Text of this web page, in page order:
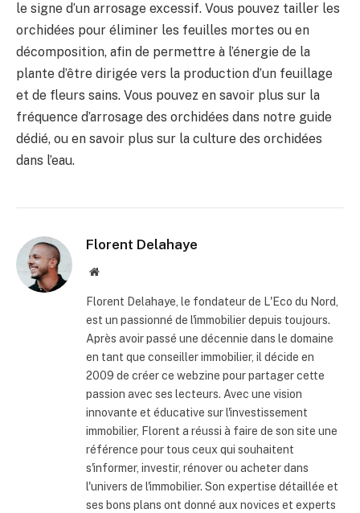
le signe d’un arrosage excessif. Vous pouvez tailler les
orchidées pour éliminer les feuilles mortes ou en
décomposition, afin de permettre à l’énergie de la
plante d’être dirigée vers la production d’un feuillage
et de fleurs sains. Vous pouvez en savoir plus sur la
fréquence d’arrosage des orchidées dans notre guide
dédié, ou en savoir plus sur la culture des orchidées
dans l’eau.
Florent Delahaye
Site
Florent Delahaye, le fondateur de L'Eco du Nord,
est un passionné de l'immobilier depuis toujours.
Après avoir passé une décennie dans le domaine
en tant que conseiller immobilier, il décide en
2009 de créer ce webzine pour partager cette
passion avec ses lecteurs. Avec une vision
innovante et éducative sur l'investissement
immobilier, Florent a réussi à faire de son site une
référence pour tous ceux qui souhaitent
s'informer, investir, rénover ou acheter dans
l'univers de l'immobilier. Son expertise détaillée et
ses bons plans ont donné aux novices et experts